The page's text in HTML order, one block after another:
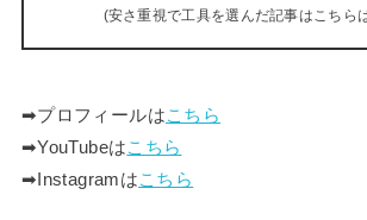
(安さ重視で工具を選んだ記事はこちら
➡︎プロフィールはこちら
➡︎YouTubeはこちら
➡︎Instagramはこちら